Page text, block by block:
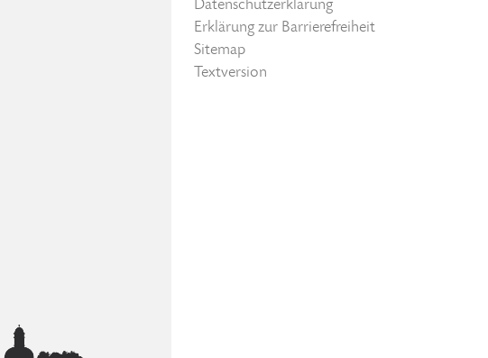
Datenschutzerklärung
Erklärung zur Barrierefreiheit
Sitemap
Textversion